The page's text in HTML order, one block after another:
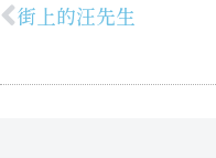
上一頁
街上的汪先生